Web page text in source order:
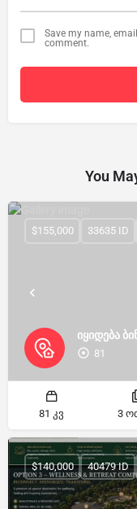
Save my name,
comment.
You
იყიდება
81
$155,000 33635 ID
81 კვ 3
$140,000 40479 ID